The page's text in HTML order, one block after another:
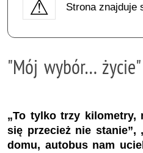
Strona znajduje
"Mój wybór… życie"
„To tylko trzy
się przecież nie stanie”,
domu, autobus nam